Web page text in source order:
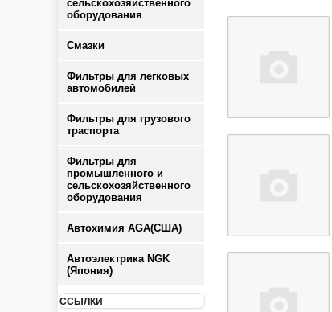
сельскохозяйственного
оборудования
Смазки
Фильтры для легковых
автомобилей
Фильтры для грузового
траспорта
Фильтры для
промышленного и
сельскохозяйственного
оборудования
Автохимия AGA(США)
Автоэлектрика NGK
(Япония)
ССЫЛКИ